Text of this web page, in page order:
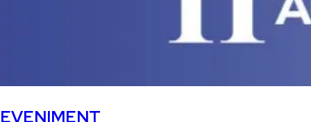
EVENIMENT